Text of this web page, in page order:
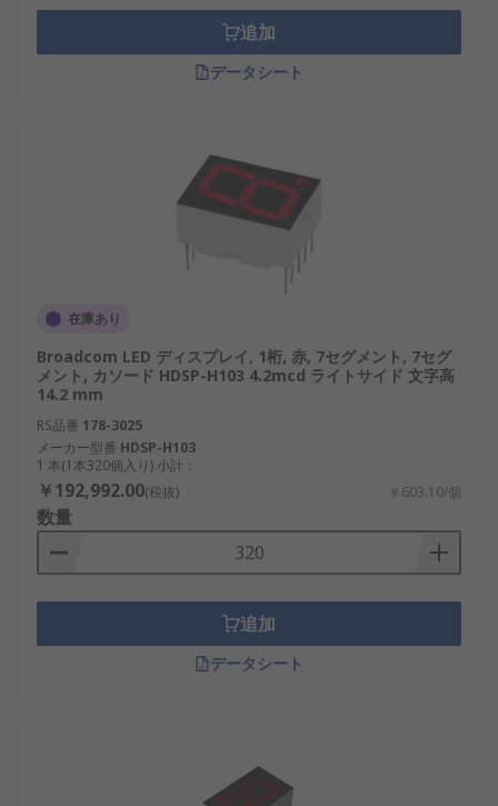
追加
データシート
在庫あり
Broadcom LED ディスプレイ, 1桁, 赤, 7セグメント, 7セグ
メント, カソード HDSP-H103 4.2mcd ライトサイド 文字高
14.2 mm
RS品番 178-3025
メーカー型番 HDSP-H103
1 本(1本320個入り) 小計：
￥192,992.00(税抜) ￥603.10/個
数量
追加
データシート